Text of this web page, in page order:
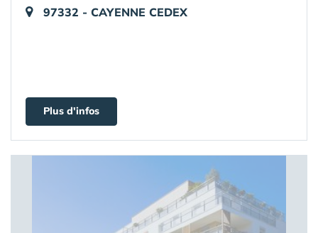
97332 - CAYENNE CEDEX
Plus d'infos